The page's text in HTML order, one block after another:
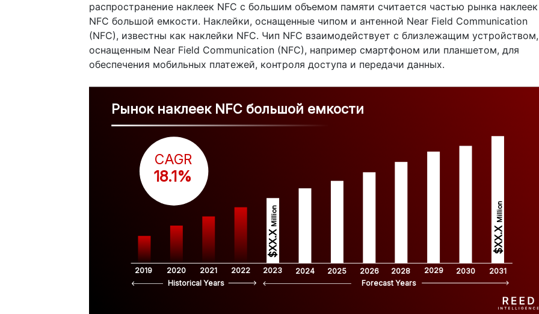
распространение наклеек NFC с большим объемом памяти считается частью рынка наклеек
NFC большой емкости. Наклейки, оснащенные чипом и антенной Near Field Communication
(NFC), известны как наклейки NFC. Чип NFC взаимодействует с близлежащим устройством,
оснащенным Near Field Communication (NFC), например смартфоном или планшетом, для
обеспечения мобильных платежей, контроля доступа и передачи данных.
Рынок наклеек NFC большой емкости
2019 2020 2021 2022 2023 2024 2025 2026 2028 2029 2030 2031
$XX.X
Million
$XX.X
Million
CAGR
18.1%
Historical Years Forecast Years